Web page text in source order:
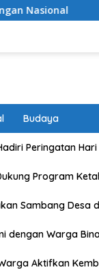
Karhutla
Budaya
Peringatan
Program
Sambang Desa
dengan Warga
Aktifkan